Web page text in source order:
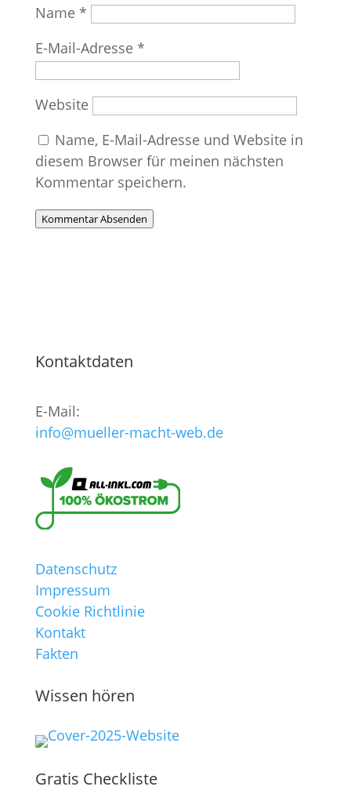
Name *
E-Mail-Adresse *
Website
Name, E-Mail-Adresse und Website in
diesem Browser für meinen nächsten
Kommentar speichern.
Kommentar Absenden
Kontaktdaten
E-Mail:
info@mueller-macht-web.de
Datenschutz
Impressum
Cookie Richtlinie
Kontakt
Fakten
Wissen hören
Gratis Checkliste